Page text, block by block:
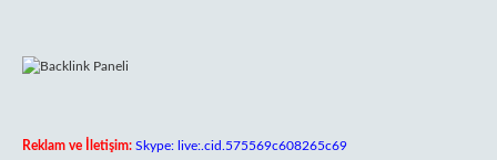
Reklam ve İletişim: Skype: live:.cid.575569c608265c69